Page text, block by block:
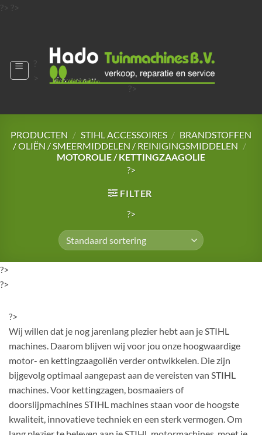
?> ?>
?>
?
PRODUCTEN / STIHL ACCESSOIRES / BRANDSTOFFEN
/ OLIËN / SMEERMIDDELEN / REINIGINGSMIDDELEN /
MOTOROLIE / KETTINGZAAGOLIE
?>
FILTER
?>
?>
?>
?>
Wij willen dat je nog jarenlang plezier hebt aan je STIHL
machines. Daarom blijven wij voor jou onze hoogwaardige
motor- en kettingzaagoliën verder ontwikkelen. Die zijn
bijgevolg optimaal aangepast aan de vereisten van STIHL
machines. Voor kettingzagen, bosmaaiers of
doorslijpmachines STIHL machines staan voor de hoogste
kwaliteit, innovatieve techniek en een sterk vermogen. Om